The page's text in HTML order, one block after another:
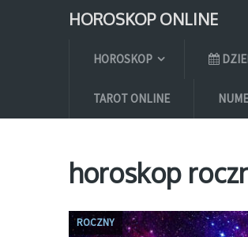
HOROSKOP ONLINE
HOROSKOP
TAROT ONLINE
horoskop
ROCZNY